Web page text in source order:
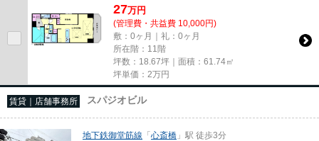
27万円
(管理費・共益費 10,000円)
敷：0ヶ月｜礼：0ヶ月
所在階：11階
坪数：18.67坪｜面積：61.74㎡
坪単価： 2万円
賃貸｜店舗事務所 スパジオビル
地下鉄御堂筋線 「心斎橋 」駅 徒歩3分